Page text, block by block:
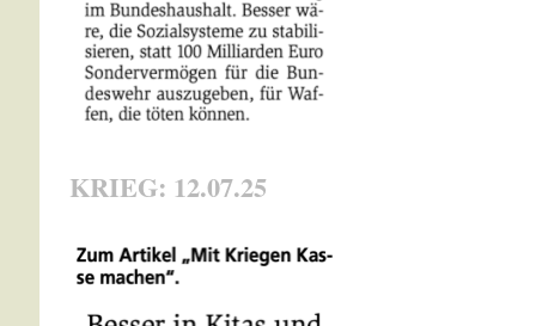
KRIEG: 12.07.25